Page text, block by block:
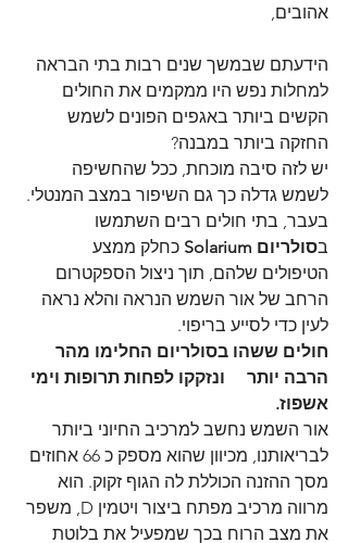
אהובים,
הידעתם שבמשך שנים רבות בתי הבראה
למחלות נפש היו ממקמים את החולים
הקשים ביותר באגפים הפונים לשמש
החזקה ביותר במבנה?
יש לזה סיבה מוכחת, ככל שהחשיפה
לשמש גדלה כך גם השיפור במצב המנטלי.
בעבר, בתי חולים רבים השתמשו
בסולריום Solarium
כחלק ממצע
הטיפולים שלהם, תוך ניצול הספקטרום
הרחב של אור השמש הנראה והלא נראה
לעין כדי לסייע בריפוי.
חולים ששהו בסולריום החלימו מהר
הרבה יותר     ונזקקו לפחות תרופות וימי
אשפוז.
אור השמש נחשב למרכיב החיוני ביותר
לבריאותנו, מכיוון שהוא מספק כ 66 אחוזים
מסך ההזנה הכוללת לה הגוף זקוק. הוא
מרווה מרכיב מפתח ביצור ויטמין D, משפר
את מצב הרוח בכך שמפעיל את בלוטת